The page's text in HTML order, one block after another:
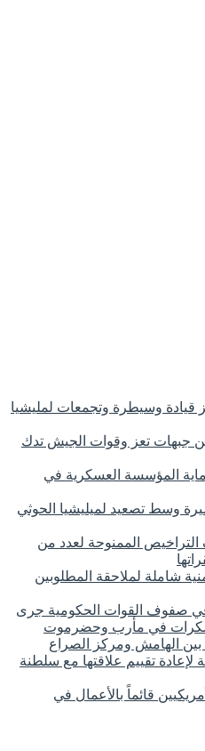
قيادة وسيطرة وتجمعات لمليشيا
جبهات تعز وقوات الجيش تدك
المؤسسة العسكرية في
وسط تصعيد لميليشيا الحوثي
الممنوحة لعدد من
شاملة لملاحقة المطلوبين
صفوف القوات الحكومية جرى
في مأرب وحضرموت
بين الهامش ومركز الصراع
تقييم علاقتها مع سلطنة
قائماً بالأعمال في